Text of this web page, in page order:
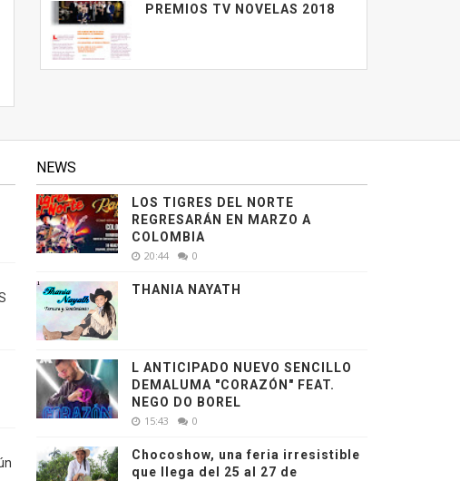
PREMIOS TV NOVELAS 2018
NEWS
LOS TIGRES DEL NORTE
REGRESARÁN EN MARZO A
COLOMBIA
20:44 0
THANIA NAYATH
L ANTICIPADO NUEVO SENCILLO
DEMALUMA "CORAZÓN" FEAT.
NEGO DO BOREL
15:43 0
Chocoshow, una feria irresistible
que llega del 25 al 27 de